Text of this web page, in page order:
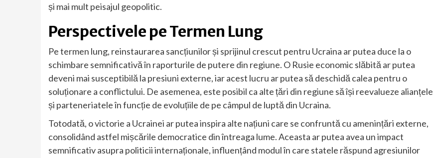
și mai mult peisajul geopolitic.
Perspectivele pe Termen Lung
Pe termen lung, reinstaurarea sancțiunilor și sprijinul crescut pentru Ucraina ar putea duce la o
schimbare semnificativă în raporturile de putere din regiune. O Rusie economic slăbită ar putea
deveni mai susceptibilă la presiuni externe, iar acest lucru ar putea să deschidă calea pentru o
soluționare a conflictului. De asemenea, este posibil ca alte țări din regiune să își reevalueze alianțele
și parteneriatele în funcție de evoluțiile de pe câmpul de luptă din Ucraina.
Totodată, o victorie a Ucrainei ar putea inspira alte națiuni care se confruntă cu amenințări externe,
consolidând astfel mișcările democratice din întreaga lume. Aceasta ar putea avea un impact
semnificativ asupra politicii internaționale, influențând modul în care statele răspund agresiunilor